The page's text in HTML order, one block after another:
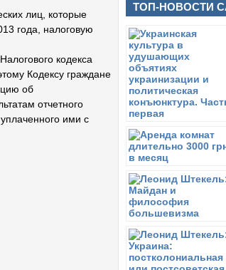
лиц, которые
года, налоговую
кодекса
Кодексу граждане
об
отчетного
ими с
ТОП-НОВОСТИ